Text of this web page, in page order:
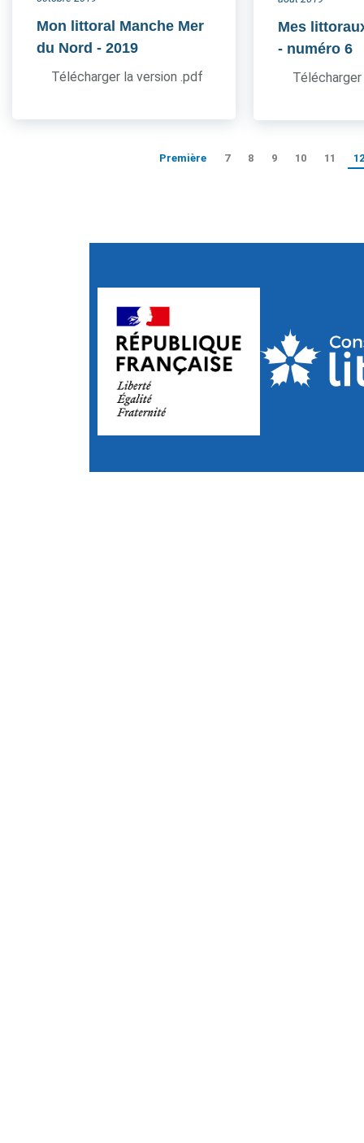
Mon littoral Manche Mer
du Nord - 2019
Télécharger la version .pdf
Mes
- numéro 6
Première 7 8 9 10 11 12